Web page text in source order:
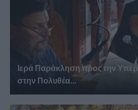
Ιερά Παράκληση προς την
στην Πολυθέα...